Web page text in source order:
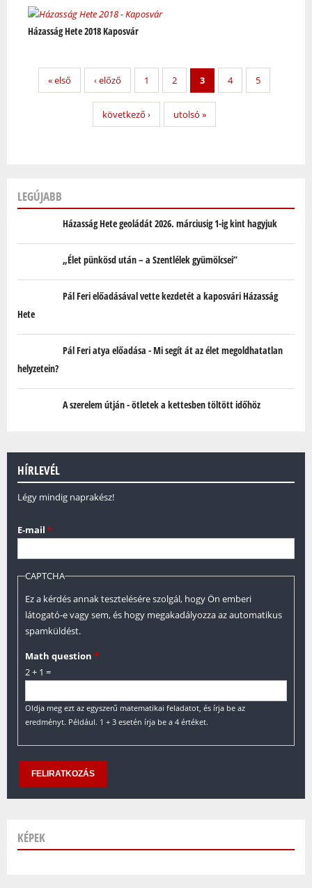
Házasság Hete 2018 Kaposvár
« első ‹ előző 1 2 3 4 5
következő › utolsó »
LEGÚJABB
Házasság Hete geoládát 2026. márciusig 1-ig kint hagyjuk
„Élet pünkösd után – a Szentlélek gyümölcsei”
Pál Feri előadásával vette kezdetét a kaposvári Házasság
Hete
Pál Feri atya előadása - Mi segít át az élet megoldhatatlan
helyzetein?
A szerelem útján - ötletek a kettesben töltött időhöz
HÍRLEVÉL
Légy mindig naprakész!
E-mail *
CAPTCHA
Ez a kérdés annak tesztelésére szolgál, hogy Ön emberi
látogató-e vagy sem, és hogy megakadályozza az automatikus
spamküldést.
Math question *
2 + 1 =
Oldja meg ezt az egyszerű matematikai feladatot, és írja be az
eredményt. Például. 1 + 3 esetén írja be a 4 értéket.
KÉPEK